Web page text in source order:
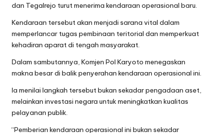
dan Tegalrejo turut menerima kendaraan operasional baru.
Kendaraan tersebut akan menjadi sarana vital dalam
memperlancar tugas pembinaan teritorial dan memperkuat
kehadiran aparat di tengah masyarakat.
Dalam sambutannya, Komjen Pol Karyoto menegaskan
makna besar di balik penyerahan kendaraan operasional ini.
Ia menilai langkah tersebut bukan sekadar pengadaan aset,
melainkan investasi negara untuk meningkatkan kualitas
pelayanan publik.
“Pemberian kendaraan operasional ini bukan sekadar